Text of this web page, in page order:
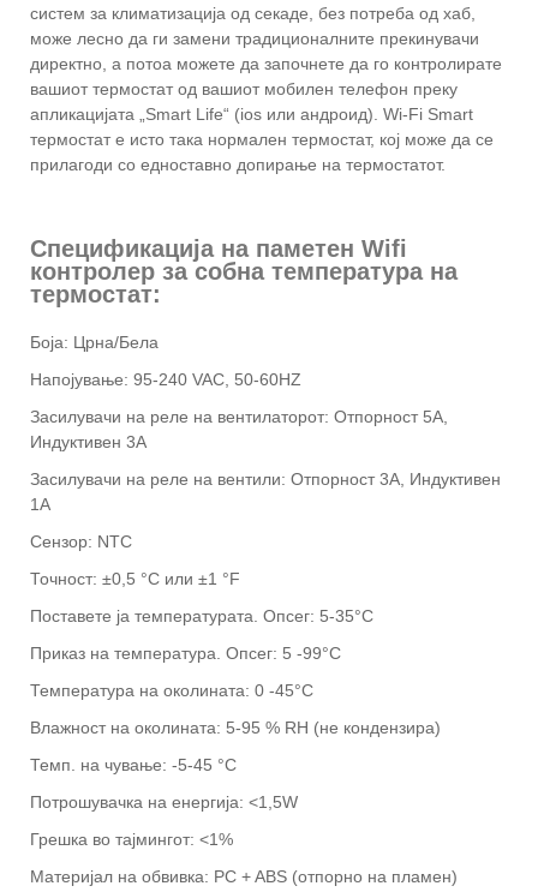
систем за климатизација од секаде, без потреба од хаб,
може лесно да ги замени традиционалните прекинувачи
директно, а потоа можете да започнете да го контролирате
вашиот термостат од вашиот мобилен телефон преку
апликацијата „Smart Life“ (ios или андроид). Wi-Fi Smart
термостат е исто така нормален термостат, кој може да се
прилагоди со едноставно допирање на термостатот.
Спецификација на паметен Wifi
контролер за собна температура на
термостат:
Боја: Црна/Бела
Напојување: 95-240 VAC, 50-60HZ
Засилувачи на реле на вентилаторот: Отпорност 5А,
Индуктивен 3А
Засилувачи на реле на вентили: Отпорност 3А, Индуктивен
1А
Сензор: NTC
Точност: ±0,5 °C или ±1 °F
Поставете ја температурата. Опсег: 5-35°C
Приказ на температура. Опсег: 5 -99°C
Температура на околината: 0 -45°C
Влажност на околината: 5-95 % RH (не кондензира)
Темп. на чување: -5-45 °C
Потрошувачка на енергија: <1,5W
Грешка во тајмингот: <1%
Материјал на обвивка: PC + ABS (отпорно на пламен)